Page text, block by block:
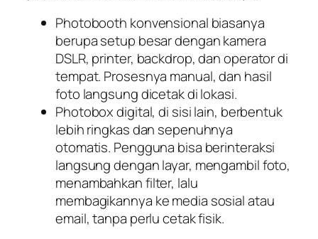
Photobooth konvensional biasanya
berupa setup besar dengan kamera
DSLR, printer, backdrop, dan operator di
tempat. Prosesnya manual, dan hasil
foto langsung dicetak di lokasi.
Photobox digital, di sisi lain, berbentuk
lebih ringkas dan sepenuhnya
otomatis. Pengguna bisa berinteraksi
langsung dengan layar, mengambil foto,
menambahkan filter, lalu
membagikannya ke media sosial atau
email, tanpa perlu cetak fisik.